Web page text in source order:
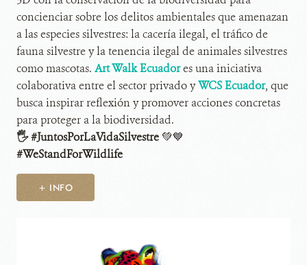
concienciar sobre los delitos ambientales que amenazan
a las especies silvestres: la cacería ilegal, el tráfico de
fauna silvestre y la tenencia ilegal de animales silvestres
como mascotas. Art Walk Ecuadores una iniciativa
colaborativa entre el sector privado yWCS Ecuador, que
busca inspirar reflexión y promover acciones concretas
para proteger a la biodiversidad.
🖐 #JuntosPorLaVidaSilvestre 💚💙
#WeStandForWildlife
+ INFO